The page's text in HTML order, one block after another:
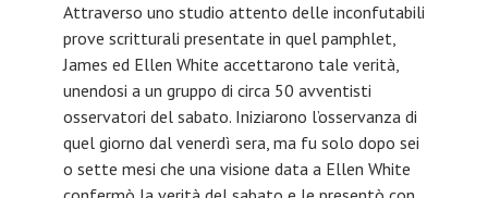
Attraverso uno studio attento delle inconfutabili
prove scritturali presentate in quel pamphlet,
James ed Ellen White accettarono tale verità,
unendosi a un gruppo di circa 50 avventisti
osservatori del sabato. Iniziarono l’osservanza di
quel giorno dal venerdì sera, ma fu solo dopo sei
o sette mesi che una visione data a Ellen White